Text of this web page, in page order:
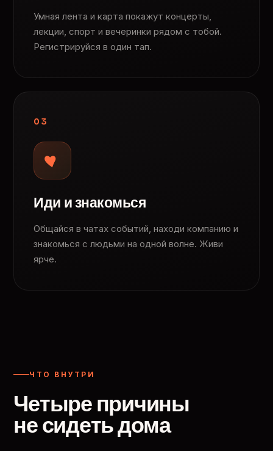
Умная лента и карта покажут концерты,
лекции, спорт и вечеринки рядом с тобой.
Регистрируйся в один тап.
03
Иди и знакомься
Общайся в чатах событий, находи компанию и
знакомься с людьми на одной волне. Живи
ярче.
ЧТО ВНУТРИ
Четыре причины
не сидеть дома